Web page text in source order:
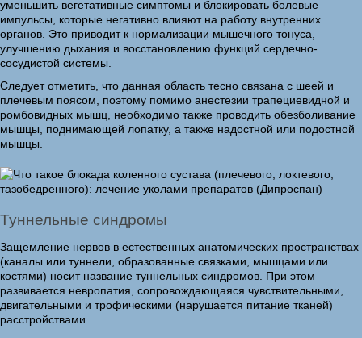
уменьшить вегетативные симптомы и блокировать болевые
импульсы, которые негативно влияют на работу внутренних
органов. Это приводит к нормализации мышечного тонуса,
улучшению дыхания и восстановлению функций сердечно-
сосудистой системы.
Следует отметить, что данная область тесно связана с шеей и
плечевым поясом, поэтому помимо анестезии трапециевидной и
ромбовидных мышц, необходимо также проводить обезболивание
мышцы, поднимающей лопатку, а также надостной или подостной
мышцы.
Туннельные синдромы
Защемление нервов в естественных анатомических пространствах
(каналы или туннели, образованные связками, мышцами или
костями) носит название туннельных синдромов. При этом
развивается невропатия, сопровождающаяся чувствительными,
двигательными и трофическими (нарушается питание тканей)
расстройствами.